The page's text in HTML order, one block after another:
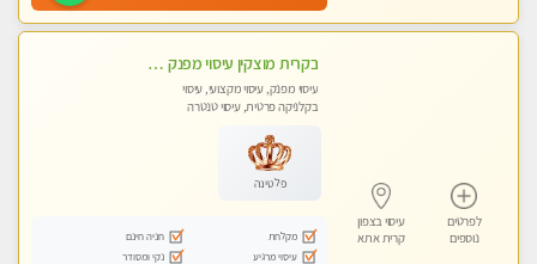
לפרטים
נוספים
עיסוי בצפון
קרית אתא
בקרית מוצקין עיסוי מפנק מרגיע ושקט במקום מדהים עיסוי מושקע מאוד-
עיסוי מפנק, עיסוי מקצועי, עיסוי
בקלניקה פרטית, עיסוי טנטרה
פלטינה
מקלחת
חניה חינם
עיסוי מרגיע
נקי ומסודר